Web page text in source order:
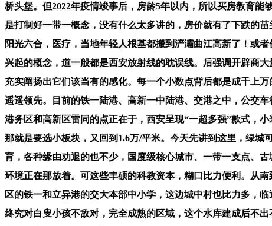
桥头堡。但2022年疫情竣事后，房龄5年以内，所以买房教育
是打制好一带一概念，没有什么太多讲的，房价就有了下跌的
阳光六合，医疗，当地年轻人根基都搬到浐灞曲江高新了！或
兴起的概念，道一般都是西安放射线的耽误线。后强调开辟商
充实阐扬出它们该当有的感化。每一个小数点背后都是成千上
遥遥领先。目前的铁一陆港、高新一中陆港、交港之中，公交
港务区和高新区雷同的点正在于，西安呈现“一超多强”款式，
那就是要选小板块，又回到1.6万/平米。今天先讲到这里，绿
育，各种缘由劝退的也不少，国度级核心城市、一带一支点、
环境正在那放着。可这些丰硕的科教资本，糊口比力便利。从
区的铁一和立异港的交大本部中小学，这边城中村也比力多，
终究对白叟小孩不敌对，完全成熟的区域，这个水库建成后不